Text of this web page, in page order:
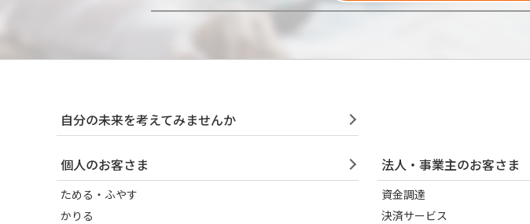
自分の未来を考えてみませんか
個人のお客さま
ためる・ふやす
かりる
法人・事業主のお客さま
資金調達
決済サービス